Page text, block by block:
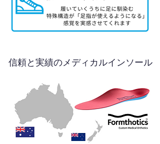
信頼と実績のメディカルインソール